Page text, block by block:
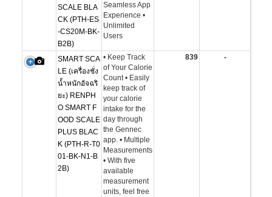
SCALE BLA
CK (PTH-ES
-CS20M-BK-
B2B)
Seamless App
Experience •
Unlimited
Users
SMART SCA
LE (เครื่องชั่ง
น้ำหนักอัจฉริ
ยะ) RENPH
O SMART F
OOD SCALE
PLUS BLAC
K (PTH-R-T0
01-BK-N1-B
2B)
• Keep Track
of Your Calorie
Count • Easily
keep track of
your calorie
intake for the
day through
the Gennec
app. • Multiple
Measurements
• With five
available
measurement
units, feel free
839 -